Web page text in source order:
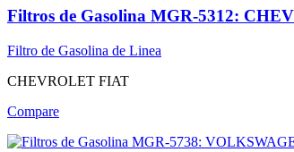
Filtros de Gasolina MGR-5312:
Filtro de Gasolina de Linea
CHEVROLET FIAT
Compare